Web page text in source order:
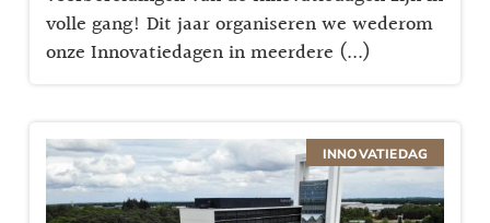
volle gang! Dit jaar organiseren we wederom
onze Innovatiedagen in meerdere (...)
INNOVATIEDAG